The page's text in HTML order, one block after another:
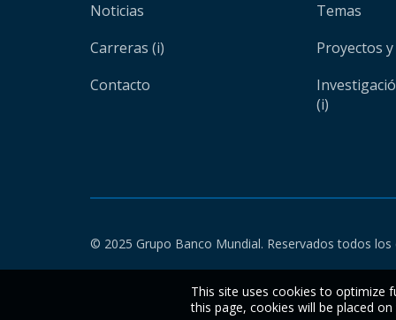
Noticias
Carreras (i)
Contacto
Temas
Proyectos
(i)
© 2025 Grupo Banco Mundial. Reservados todos los
This site uses cookies to optimize
this page, cookies will be placed